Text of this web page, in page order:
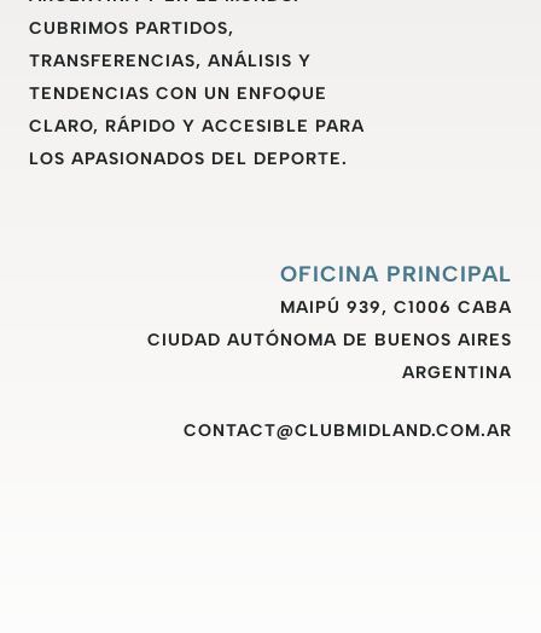
CUBRIMOS PARTIDOS,
TRANSFERENCIAS, ANÁLISIS Y
TENDENCIAS CON UN ENFOQUE
CLARO, RÁPIDO Y ACCESIBLE PARA
LOS APASIONADOS DEL DEPORTE.
OFICINA PRINCIPAL
MAIPÚ 939, C1006 CABA
CIUDAD AUTÓNOMA DE BUENOS AIRES
ARGENTINA
CONTACT@CLUBMIDLAND.COM.AR